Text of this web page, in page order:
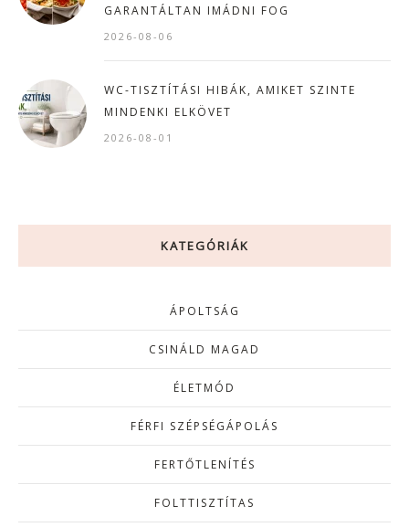
GARANTÁLTAN IMÁDNI FOG
2026-08-06
WC-TISZTÍTÁSI HIBÁK, AMIKET SZINTE
MINDENKI ELKÖVET
2026-08-01
KATEGÓRIÁK
ÁPOLTSÁG
CSINÁLD MAGAD
ÉLETMÓD
FÉRFI SZÉPSÉGÁPOLÁS
FERTŐTLENÍTÉS
FOLTTISZTÍTAS